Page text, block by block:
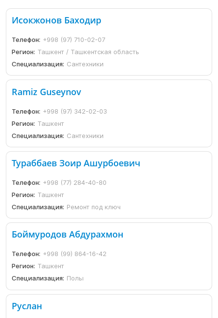
Исокжонов Баходир
Телефон: +998 (97) 710-02-07
Регион: Ташкент / Ташкентская область
Специализация: Сантехники
Ramiz Guseynov
Телефон: +998 (97) 342-02-03
Регион: Ташкент
Специализация: Сантехники
Тураббаев Зоир Ашурбоевич
Телефон: +998 (77) 284-40-80
Регион: Ташкент
Специализация: Ремонт под ключ
Боймуродов Абдурахмон
Телефон: +998 (99) 864-16-42
Регион: Ташкент
Специализация: Полы
Руслан